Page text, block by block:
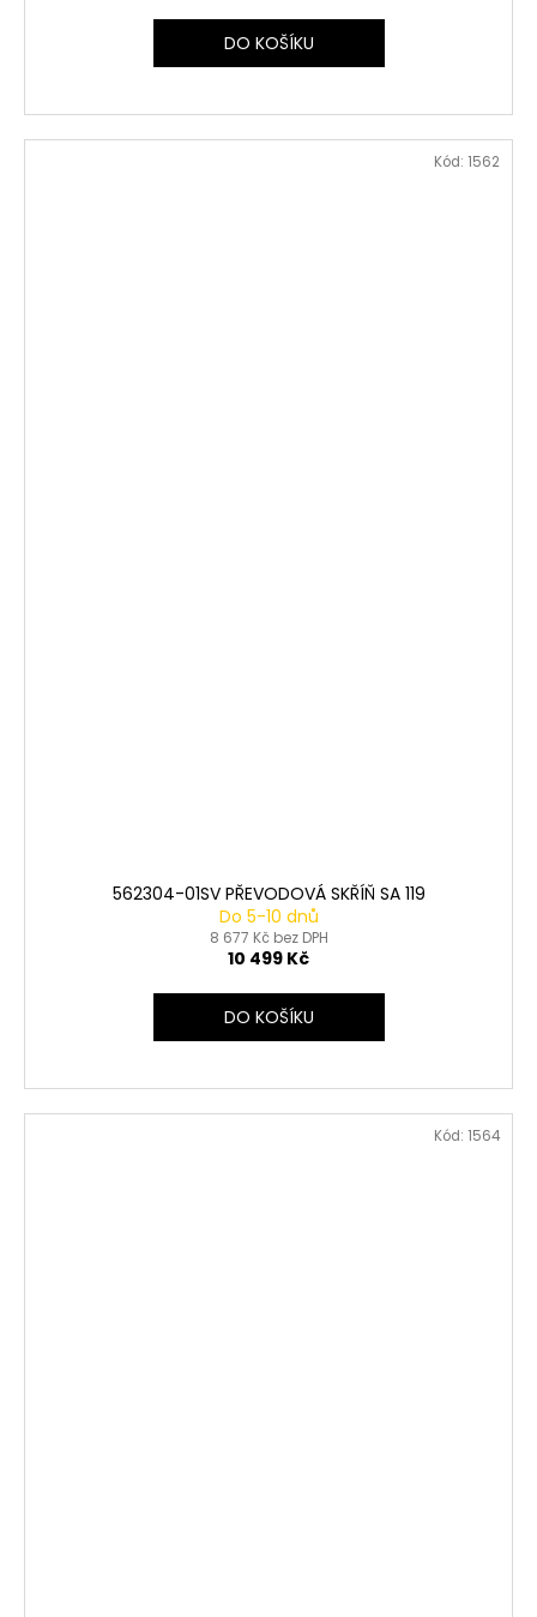
DO KOŠÍKU
562304-01SV PŘEVODOVÁ SKŘÍŇ SA 119
Do 5-10 dnů
8 677 Kč bez DPH
10 499 Kč
DO KOŠÍKU
Kód: 1562
Kód: 1564